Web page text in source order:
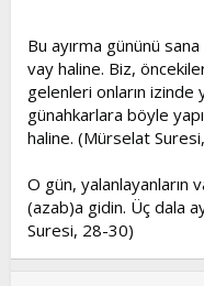
Bu ayırma gününü
vay haline. Biz,
gelenleri onların
günahkarlara böyle
haline. (Mürselat
O gün, yalanlayanların
(azab)a gidin. Üç dala
Suresi, 28-30)